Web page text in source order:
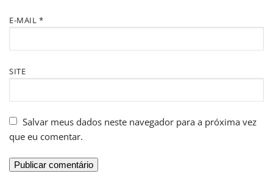
E-MAIL *
SITE
Salvar meus dados neste navegador para a próxima vez
que eu comentar.